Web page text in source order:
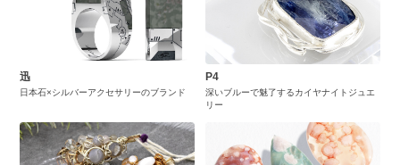
迅
日本石×シルバーアクセサリーのブランド
P4
深いブルーで魅了するカイヤナイトジュエ
リー